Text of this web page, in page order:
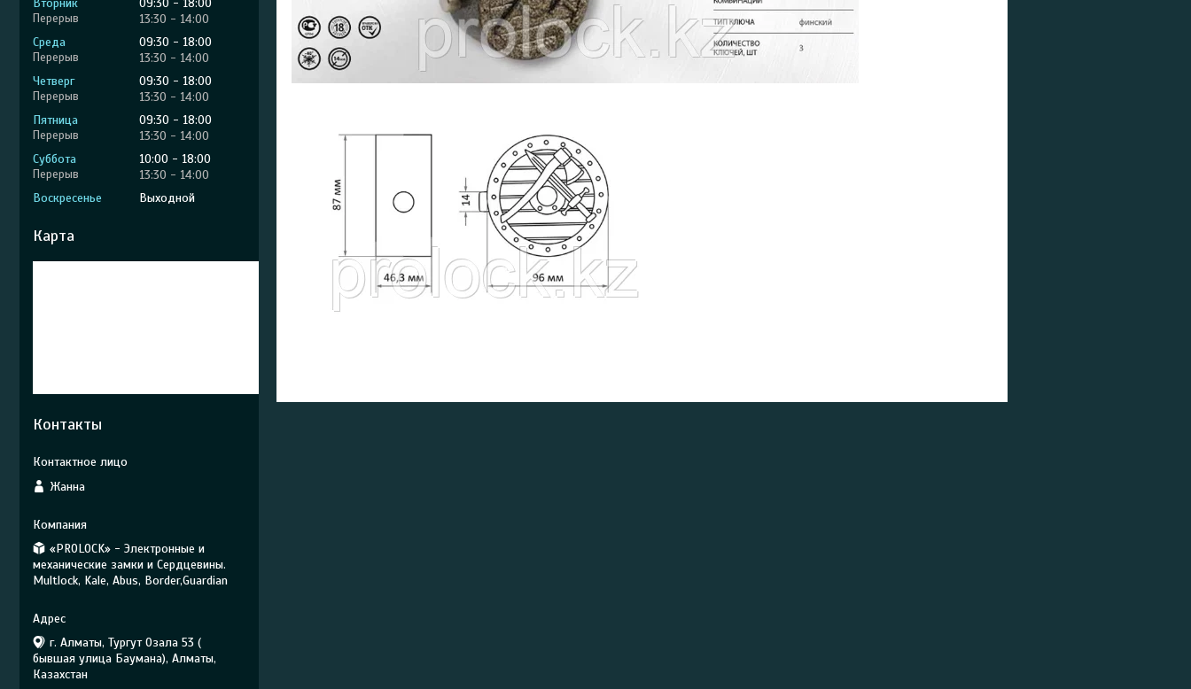
Вторник
09:30
18:00
13:30
14:00
Среда
09:30
18:00
13:30
14:00
Четверг
09:30
18:00
13:30
14:00
Пятница
09:30
18:00
13:30
14:00
Суббота
10:00
18:00
13:30
14:00
Воскресенье
Выходной
Карта
Контакты
Жанна
«PROLOCK» - Электронные и
механические замки и Сердцевины.
Multlock, Kale, Abus, Border,Guardian
г. Алматы, Тургут Озала 53 (
бывшая улица Баумана), Алматы,
Казахстан